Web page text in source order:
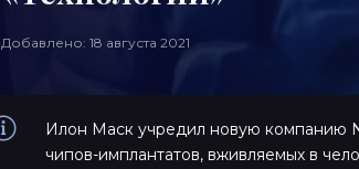
Добавлено: 18 августа 2021
Илон Маск учредил новую компанию
чипов-имплантатов, вживляемых в